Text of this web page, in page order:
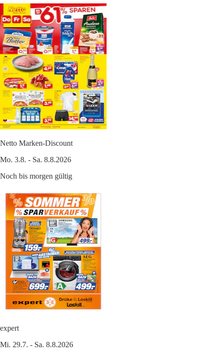
Netto Marken-Discount
Mo. 3.8. - Sa. 8.8.2026
Noch bis morgen gültig
expert
Mi. 29.7. - Sa. 8.8.2026